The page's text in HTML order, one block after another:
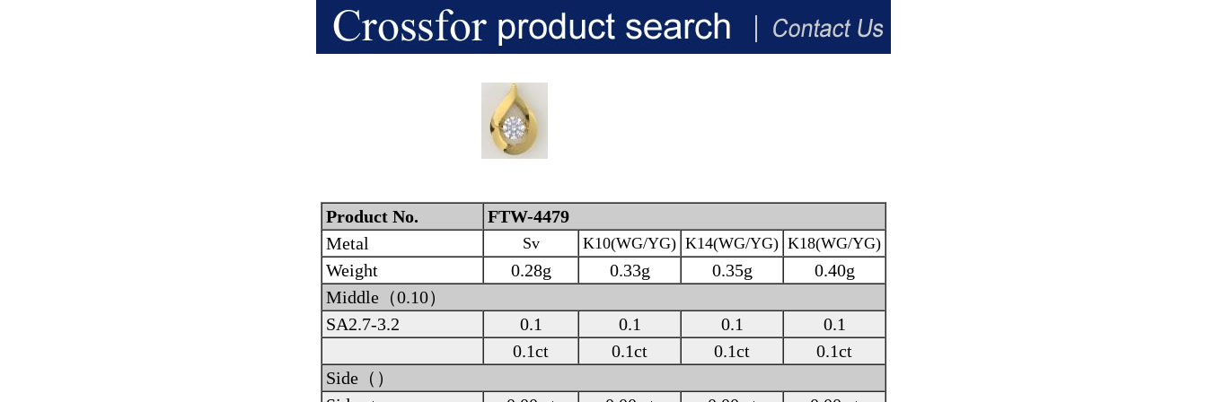
Product No.
FTW-4479
Metal
Sv K10(WG/YG) K14(WG/YG) K18(WG/YG)
Weight 0.28g 0.33g 0.35g
0.40g
Middle（0.10）
SA2.7-3.2
0.1 0.1 0.1
0.1
0.1ct
0.1ct 0.1ct
0.1ct
Side（）